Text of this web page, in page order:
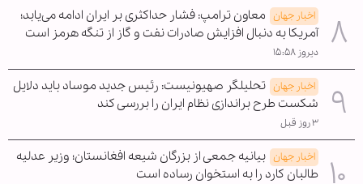
اخبار جهان معاون ترامپ: فشار حداکثری بر ایران ادامه می‌یابد؛
آمریکا به دنبال افزایش صادرات نفت و گاز از تنگه هرمز است
دیروز ۱۵:۵۸
اخبار جهان تحلیلگر صهیونیست: رئیس جدید موساد باید دلایل
شکست طرح براندازی نظام ایران را بررسی کند
۳ روز قبل
اخبار جهان بیانیه جمعی از بزرگان شیعه افغانستان؛ وزیر عدلیه
طالبان کارد را به استخوان رساده است